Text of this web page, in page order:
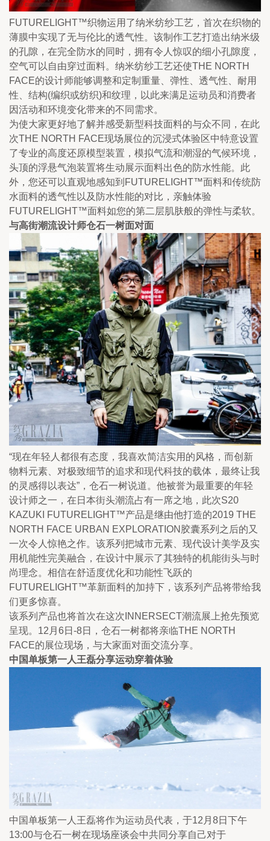
FUTURELIGHT™织物运用了纳米纺纱工艺，首次在织物的
薄膜中实现了无与伦比的透气性。该制作工艺打造出纳米级
的孔隙，在完全防水的同时，拥有令人惊叹的细小孔隙度，
空气可以自由穿过面料。纳米纺纱工艺还使THE NORTH
FACE的设计师能够调整和定制重量、弹性、透气性、耐用
性、结构(编织或纺织)和纹理，以此来满足运动员和消费者
因活动和环境变化带来的不同需求。
为使大家更好地了解并感受新型科技面料的与众不同，在此
次THE NORTH FACE现场展位的沉浸式体验区中特意设置
了专业的高度还原模型装置，模拟气流和潮湿的气候环境，
头顶的浮悬气泡装置将生动展示面料出色的防水性能。此
外，您还可以直观地感知到FUTURELIGHT™面料和传统防
水面料的透气性以及防水性能的对比，亲触体验
FUTURELIGHT™面料如您的第二层肌肤般的弹性与柔软。
与高街潮流设计师仓石一树面对面
“现在年轻人都很有态度，我喜欢简洁实用的风格，而创新
物料元素、对极致细节的追求和现代科技的载体，最终让我
的灵感得以表达”，仓石一树说道。他被誉为最重要的年轻
设计师之一，在日本街头潮流占有一席之地，此次S20
KAZUKI FUTURELIGHT™产品是继由他打造的2019 THE
NORTH FACE URBAN EXPLORATION胶囊系列之后的又
一次令人惊艳之作。该系列把城市元素、现代设计美学及实
用机能性完美融合，在设计中展示了其独特的机能街头与时
尚理念。相信在舒适度优化和功能性飞跃的
FUTURELIGHT™革新面料的加持下，该系列产品将带给我
们更多惊喜。
该系列产品也将首次在这次INNERSECT潮流展上抢先预览
呈现。12月6日-8日，仓石一树都将亲临THE NORTH
FACE的展位现场，与大家面对面交流分享。
中国单板第一人王磊分享运动穿着体验
中国单板第一人王磊将作为运动员代表，于12月8日下午
13:00与仓石一树在现场座谈会中共同分享自己对于